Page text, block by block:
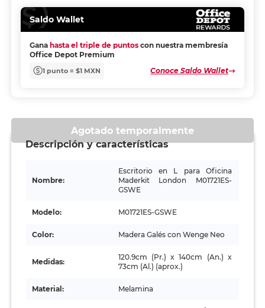
Saldo Wallet
Gana hasta el triple de puntos con nuestra membresía
Office Depot Premium
1 punto = $1 MXN Conoce Saldo Wallet
Agotado temporalmente
Descripción y características
Nombre:
Escritorio en L para Oficina
Maderkit London M01721ES-
GSWE
Modelo: M01721ES-GSWE
Color: Madera Galés con Wenge Neo
Medidas:
120.9cm (Pr.) x 140cm (An.) x
73cm (Al.) (aprox.)
Material: Melamina